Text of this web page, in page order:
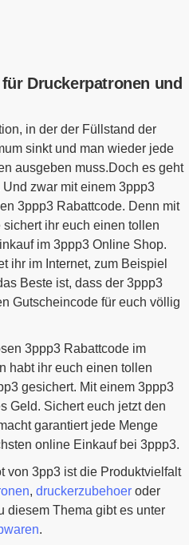
Druckerpatronen und
in der der Füllstand der
sinkt und man wieder jede
ausgeben muss.Doch es geht
zwar mit einem 3ppp3
3ppp3 Rabattcode. Denn mit
ihr euch einen tollen
im 3ppp3 Online Shop.
ihr im Internet, zum Beispiel
Beste ist, dass der 3ppp3
Gutscheincode für euch völlig
3ppp3 Rabattcode im
habt ihr euch einen tollen
gesichert. Mit einem 3ppp3
Geld. Sichert euch jetzt den
garantiert jede Menge
online Einkauf bei 3ppp3.
von 3pp3 ist die Produktvielfalt
, druckerzubehoeroder
diesem Thema gibt es unter
.